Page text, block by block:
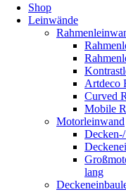
Shop
Leinwände
Artdeco
Curved
Mobile
Motorleinwand
lang